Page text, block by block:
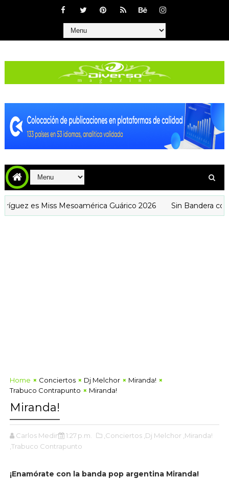
Miss Mesoamérica Guárico 2026 Sin Bandera conquista
Home Conciertos Dj Melchor
Miranda!
Trabuco Contrapunto
Miranda!
Miranda!
Carlos Medina 1:27 p.m. ,Conciertos ,Dj Melchor ,Miranda!
,Trabuco Contrapunto
¡Enamórate con la banda pop argentina Miranda!